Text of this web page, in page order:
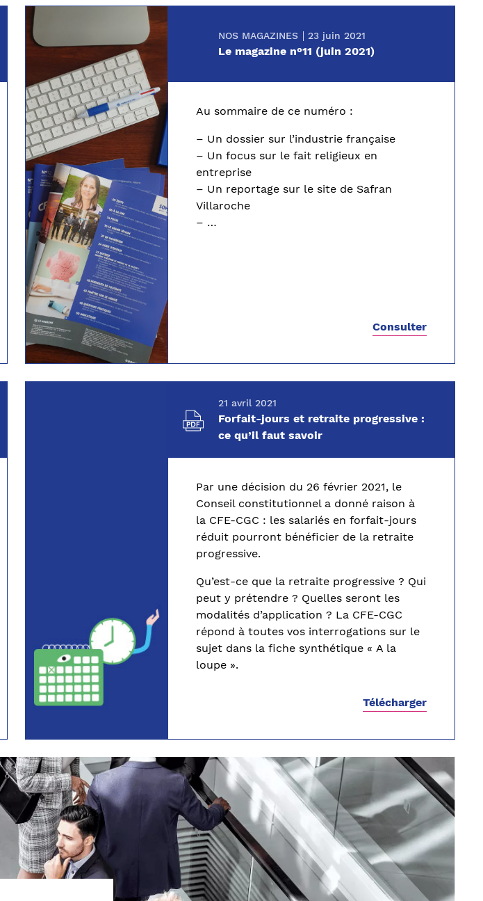
NOS MAGAZINES 23 juin 2021
Le magazine n°11 (juin 2021)
Au sommaire de ce numéro :
– Un dossier sur l’industrie française
– Un focus sur le fait religieux en
entreprise
– Un reportage sur le site de Safran
Villaroche
– …
Consulter
21 avril 2021
Forfait-jours et retraite progressive :
ce qu’il faut savoir
Par une décision du 26 février 2021, le
Conseil constitutionnel a donné raison à
la CFE-CGC : les salariés en forfait-jours
réduit pourront bénéficier de la retraite
progressive.
Qu’est-ce que la retraite progressive ? Qui
peut y prétendre ? Quelles seront les
modalités d’application ? La CFE-CGC
répond à toutes vos interrogations sur le
sujet dans la fiche synthétique « A la
loupe ».
Télécharger